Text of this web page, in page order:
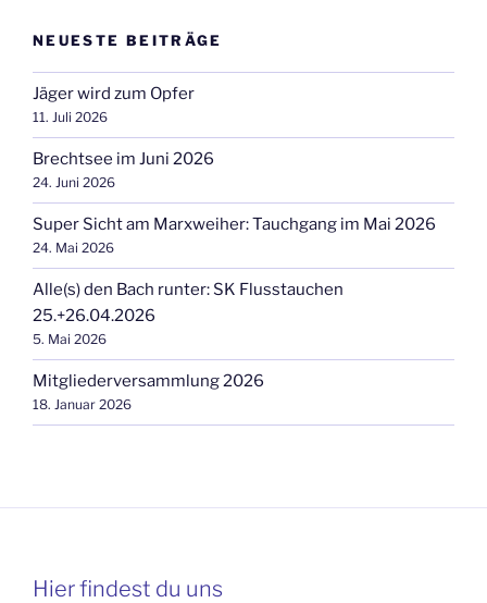
NEUESTE BEITRÄGE
Jäger wird zum Opfer
11. Juli 2026
Brechtsee im Juni 2026
24. Juni 2026
Super Sicht am Marxweiher: Tauchgang im Mai 2026
24. Mai 2026
Alle(s) den Bach runter: SK Flusstauchen
25.+26.04.2026
5. Mai 2026
Mitgliederversammlung 2026
18. Januar 2026
Hier findest du uns